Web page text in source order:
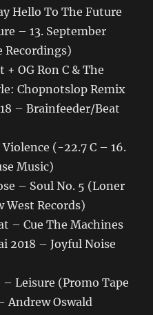
Hello To The Future
– 13. September
Recordings)
OG Ron C & The
Chopnotslop Remix
– Brainfeeder/Beat
(-22.7 C – 16.
Music)
– Soul No. 5 (Loner
West Records)
– Cue The Machines
2018 – Joyful Noise
Leisure (Promo Tape
Andrew Oswald